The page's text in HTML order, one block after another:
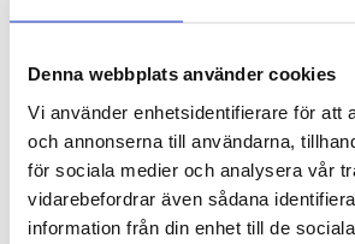
Denna webbplats använder cookies
Vi använder enhetsidentifierare för att
och annonserna till användarna,
för sociala medier och analysera vår
vidarebefordrar även sådana
information från din enhet till de
207 kr
LÄGG I VARUKORGEN